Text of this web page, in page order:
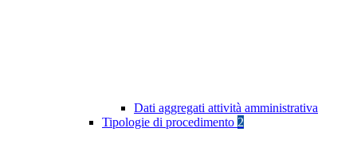
Dati aggregati attività amministrativa
Tipologie di procedimento 2